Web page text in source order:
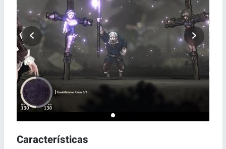
Características